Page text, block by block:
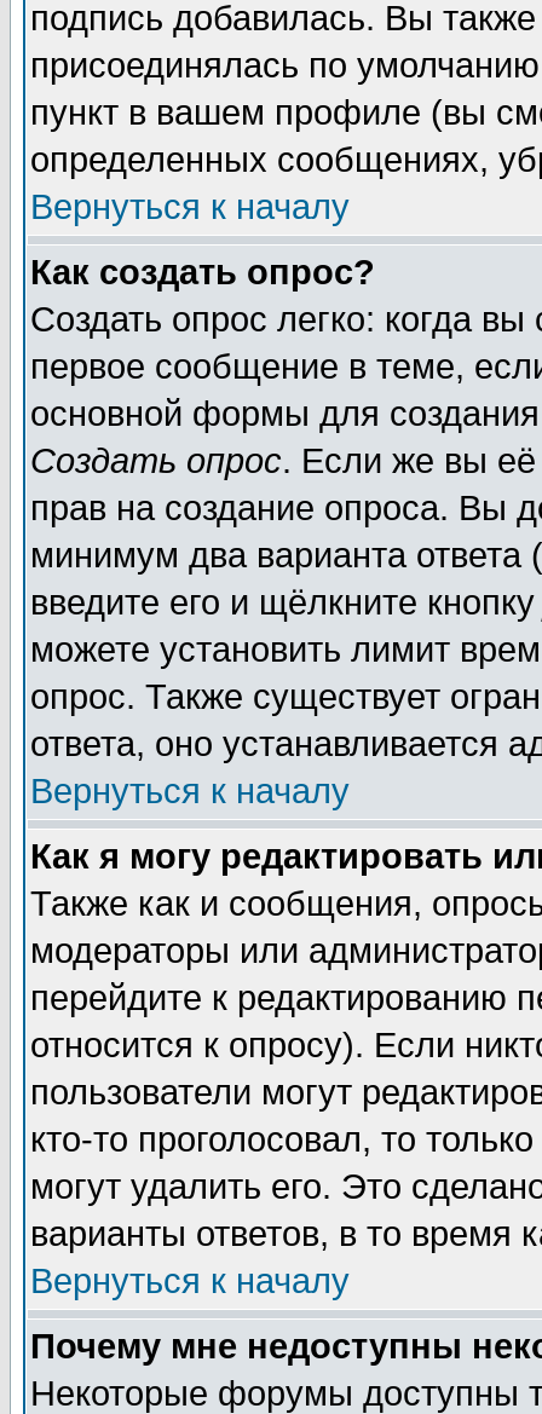
подпись добавилась. Вы
присоединялась по
пункт в вашем профиле (вы
определенных сообщениях,
Вернуться к началу
Как создать опрос?
Создать опрос легко: когда
первое сообщение в теме,
основной формы для
Создать опрос. Если же вы её
прав на создание опроса. Вы
минимум два варианта ответа
введите его и щёлкните
можете установить лимит
опрос. Также существует
ответа, оно устанавливается
Вернуться к началу
Как я могу редактировать
Также как и сообщения,
модераторы или
перейдите к редактированию
относится к опросу). Если
пользователи могут
кто-то проголосовал, то
могут удалить его. Это
варианты ответов, в то время
Вернуться к началу
Почему мне недоступны
Некоторые форумы доступны